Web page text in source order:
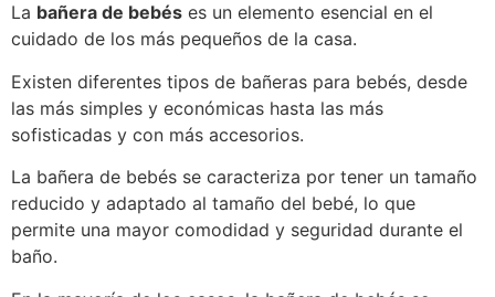
La bañera de bebés es un elemento esencial en el
cuidado de los más pequeños de la casa.
Existen diferentes tipos de bañeras para bebés, desde
las más simples y económicas hasta las más
sofisticadas y con más accesorios.
La bañera de bebés se caracteriza por tener un tamaño
reducido y adaptado al tamaño del bebé, lo que
permite una mayor comodidad y seguridad durante el
baño.